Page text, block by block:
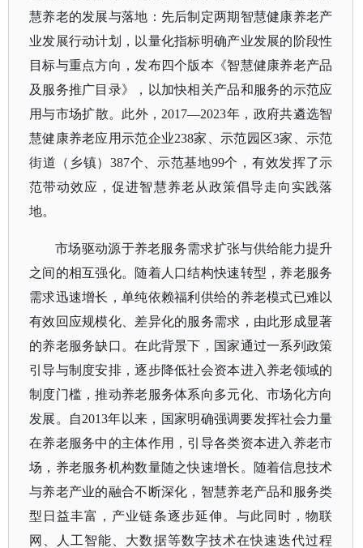
慧养老的发展与落地：先后制定两期智慧健康养老产
业发展行动计划，以量化指标明确产业发展的阶段性
目标与重点方向，发布四个版本《智慧健康养老产品
及服务推广目录》，以加快相关产品和服务的示范应
用与市场扩散。此外， 2017—2023年，政府共遴选智
慧健康养老应用示范企业238家、示范园区3家、示范
街道（乡镇）387个、示范基地99个，有效发挥了示
范带动效应，促进智慧养老从政策倡导走向实践落
地。
市场驱动源于养老服务需求扩张与供给能力提升
之间的相互强化。随着人口结构快速转型，养老服务
需求迅速增长，单纯依赖福利供给的养老模式已难以
有效回应规模化、差异化的服务需求，由此形成显著
的养老服务缺口。在此背景下，国家通过一系列政策
引导与制度安排，逐步降低社会资本进入养老领域的
制度门槛，推动养老服务体系向多元化、市场化方向
发展。自2013年以来，国家明确强调要发挥社会力量
在养老服务中的主体作用，引导各类资本进入养老市
场，养老服务机构数量随之快速增长。随着信息技术
与养老产业的融合不断深化，智慧养老产品和服务类
型日益丰富，产业链条逐步延伸。 与此同时，物联
网、人工智能、大数据等数字技术在快速迭代过程